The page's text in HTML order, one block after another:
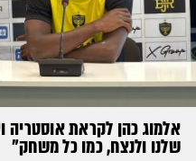
אלמוג כהן לקראת אוסטריה
שלנו ולנצח, כמו כל משחק״